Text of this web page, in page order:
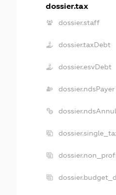
dossier.tax
dossier.staff
dossier.taxDebt
dossier.esvDebt
dossier.ndsPayer
dossier.ndsAnnul